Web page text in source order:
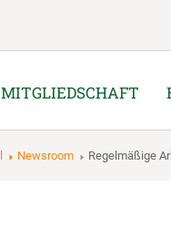
MITGLIEDSCHAFT
Newsroom Regelmäßige